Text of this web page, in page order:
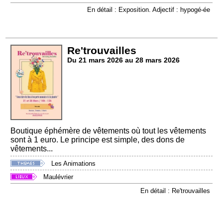
En détail : Exposition. Adjectif : hypogé-ée
Re'trouvailles
Du 21 mars 2026 au 28 mars 2026
Boutique éphémère de vêtements où tout les vêtements
sont à 1 euro. Le principe est simple, des dons de
vêtements...
Les Animations
Maulévrier
En détail : Re'trouvailles